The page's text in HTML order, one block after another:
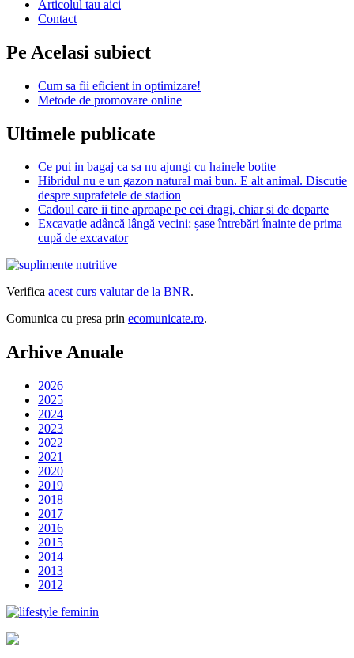
Articolul tau aici
Contact
Pe Acelasi subiect
Cum sa fii eficient in optimizare!
Metode de promovare online
Ultimele publicate
Ce pui in bagaj ca sa nu ajungi cu hainele botite
Hibridul nu e un gazon natural mai bun. E alt animal. Discutie
despre suprafetele de stadion
Cadoul care ii tine aproape pe cei dragi, chiar si de departe
Excavație adâncă lângă vecini: șase întrebări înainte de prima
cupă de excavator
Verifica acest curs valutar de la BNR.
Comunica cu presa prin ecomunicate.ro.
Arhive Anuale
2026
2025
2024
2023
2022
2021
2020
2019
2018
2017
2016
2015
2014
2013
2012